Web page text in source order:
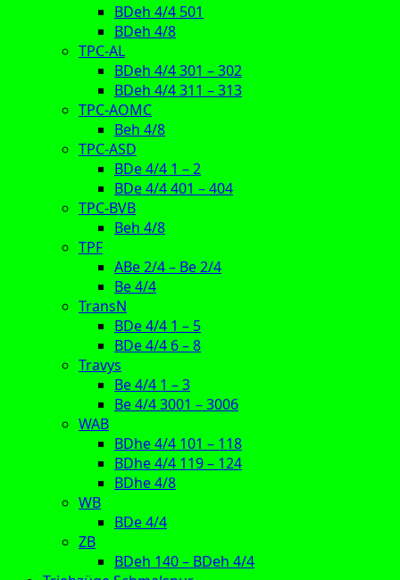
BDeh 4/4 501
BDeh 4/8
TPC-AL
BDeh 4/4 301 – 302
BDeh 4/4 311 – 313
TPC-AOMC
Beh 4/8
TPC-ASD
BDe 4/4 1 – 2
BDe 4/4 401 – 404
TPC-BVB
Beh 4/8
TPF
ABe 2/4 – Be 2/4
Be 4/4
TransN
BDe 4/4 1 – 5
BDe 4/4 6 – 8
Travys
Be 4/4 1 – 3
Be 4/4 3001 – 3006
WAB
BDhe 4/4 101 – 118
BDhe 4/4 119 – 124
BDhe 4/8
WB
BDe 4/4
ZB
BDeh 140 – BDeh 4/4